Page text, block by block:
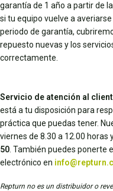
garantía de 1 año a partir de
si tu equipo vuelve a
periodo de garantía,
repuesto nuevas y los
correctamente.
Servicio de atención al
está a tu disposición para
práctica que puedas tener.
viernes de 8.30 a 12.00 horas
50 . También puedes ponerte
electrónico en
Repturn no es un distribuidor o